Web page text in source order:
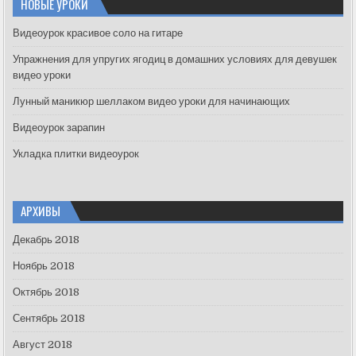
h
f
r
:
НОВЫЕ УРОКИ
Видеоурок красивое соло на гитаре
Упражнения для упругих ягодиц в домашних условиях для девушек
видео уроки
Лунный маникюр шеллаком видео уроки для начинающих
Видеоурок зарапин
Укладка плитки видеоурок
АРХИВЫ
Декабрь 2018
Ноябрь 2018
Октябрь 2018
Сентябрь 2018
Август 2018